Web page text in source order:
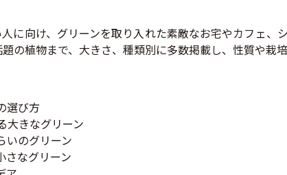
に向け、グリーンを取り入れた素敵なお宅やカフェ
の植物まで、大きさ、種類別に多数掲載し、性質や栽
選び方
きなグリーン
のグリーン
なグリーン